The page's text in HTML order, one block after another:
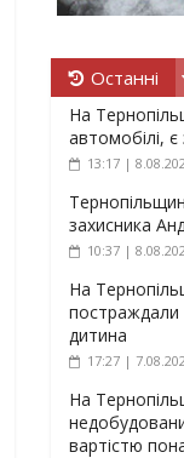
Останні
На
автомобілі,
13:17 |
захисника
10:37 |
На
постраждали
дитина
17:27 |
На
вартістю